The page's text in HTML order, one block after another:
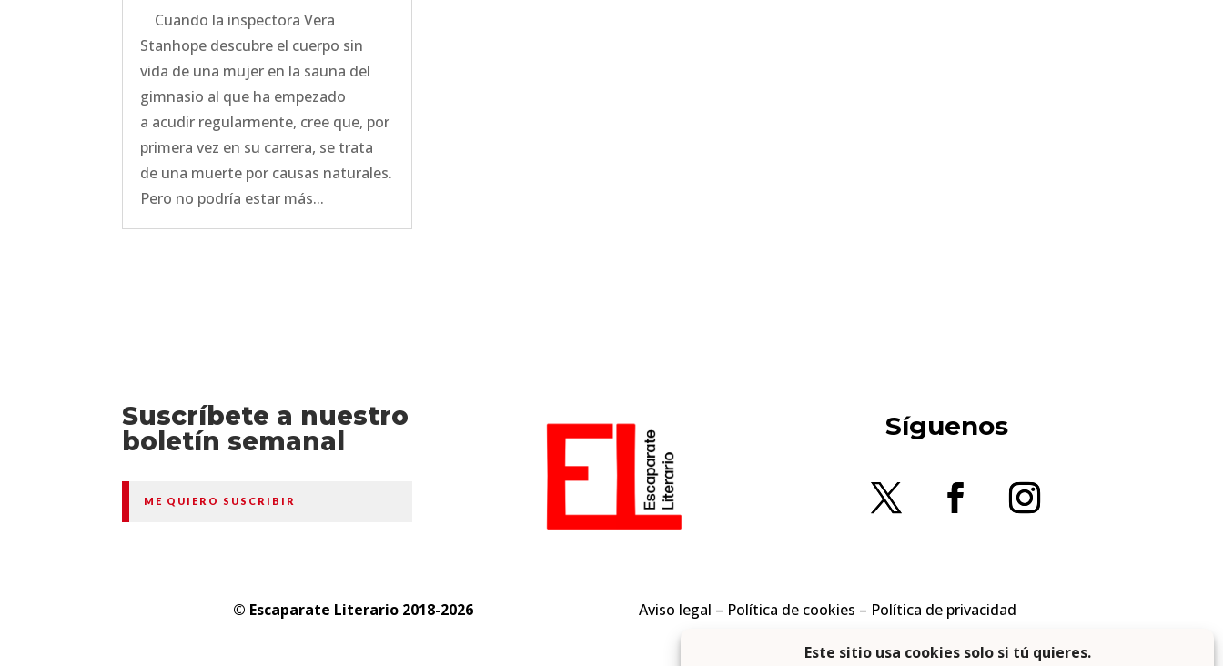
Cuando la inspectora Vera
Stanhope descubre el cuerpo sin
vida de una mujer en la sauna del
gimnasio al que ha empezado
a acudir regularmente, cree que, por
primera vez en su carrera, se trata
de una muerte por causas naturales.
Pero no podría estar más...
Suscríbete a nuestro
boletín semanal
ME QUIERO SUSCRIBIR
Síguenos
© Escaparate Literario 2018-2026 Aviso legal – Política de cookies – Política de privacidad